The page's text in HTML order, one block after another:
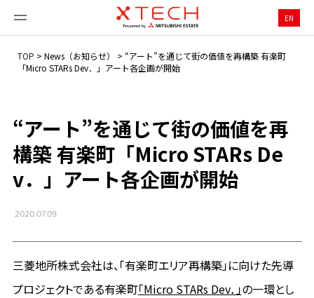
EN
TOP > News（お知らせ） > “アート”を通じて街の価値を再構築 有楽町
「Micro STARs Dev．」アート各企画が開始
“アート”を通じて街の価値を再
構築 有楽町「Micro STARs De
v．」アート各企画が開始
2020.07.09
三菱地所株式会社は、「有楽町エリア再構築」に向けた先導
プロジェクトである有楽町「Micro STARs Dev．」の一環とし